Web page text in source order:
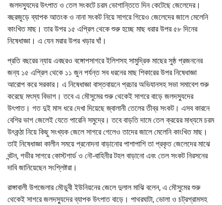
জলদস্যুদের উৎপাত ও তেল সংকটে চরম ভোগান্তিতে দিন কেটেছে জেলেদের।
বছরজুড়ে ব্যাপক আতংক ও নানা সংকট নিয়ে সাগরে গিয়েও জেলেদের জালে মেলেনি
কাংখিত মাছ। তার উপর ১৫ এপ্রিল থেকে শুরু হচ্ছে মাছ ধরার উপর ৫৮ দিনের
নিষেধাজ্ঞা। এ যেন মরার উপর খড়ার ঘাঁ।
প্রতি বছরের ন্যায় এবছরও বঙ্গোপসাগরে ইলিশসহ সামুদ্রিক মাছের সুষ্ঠ প্রজননের
জন্য ১৫ এপ্রিল থেকে ১১ জুন পর্যন্ত সব ধরনের মাছ শিকারের উপর নিষেধাজ্ঞা
আরোপ করে সরকার। এ নিষেধাজ্ঞা বাস্তবায়নে প্রচার অভিযানসহ সভা সমাবেশ শুরু
করেছে মৎস্য বিভাগ। তবে এ মৌসুমের শুরু থেকেই সাগরে বাড়ে জলদস্যুদের
উৎপাত। গত দুই মাস ধরে দেখা দিয়েছে জ্বালানী তেলের তীব্র সংকট। এসব কারনে
বেশির ভাগ জেলেই যেতে পারেনি সমুদ্রে। তবে বাড়তি দামে তেল ক্রয়ের মাধ্যমে চরম
উৎকন্ঠা নিয়ে কিছু সংখ্যক জেলে সাগরে গেলেও তাদের জালে মেলেনি কাংখিত মাছ।
তাই নিষেধাজ্ঞা কালীন সময়ে প্রনোদনা বাড়ানোর পাশাপাশি তা প্রকৃত জেলেদের মাঝে
বন্টন, গভীর সাগরে কোস্টগার্ড ও নৌ-বাহিনীর টহল বাড়ানো এবং তেল সংকট নিরসনের
দাবি জানিয়েছেন সংশ্লিষ্টরা।
রাঙ্গাবালী উপজেলার মৌডুবী ইউনিয়নের জেলে দুলাল মাঝি বলেন, এ মৌসুমের শুরু
থেকেই সাগরে জলদস্যুদের ব্যাপক উৎপাত বাড়ে। পাথরঘাটা, ভোলা ও চট্রগ্রামসহ